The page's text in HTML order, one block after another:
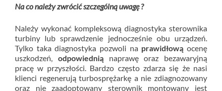
Na co należy zwrócić szczególną uwagę ?
Należy wykonać kompleksową diagnostyka sterownika
turbiny lub sprawdzenie jednocześnie obu urządzeń.
Tylko taka diagnostyka pozwoli na prawidłową ocenę
uszkodzeń, odpowiedniąnaprawę oraz bezawaryjną
pracę w przyszłości. Bardzo często zdarza się że nasi
klienci regenerują turbosprężarkę a nie zdiagnozowany
oraz nie zaadoptowany sterownik montowany jest